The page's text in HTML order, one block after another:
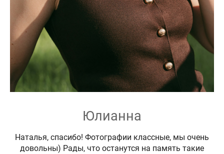
Юлианна
Наталья, спасибо! Фотографии классные, мы очень
довольны) Рады, что останутся на память такие